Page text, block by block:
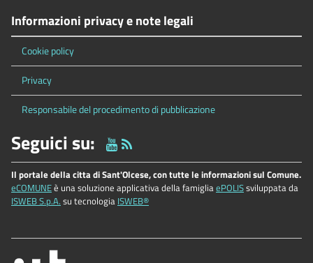
Informazioni privacy e note legali
Cookie policy
Privacy
Responsabile del procedimento di pubblicazione
Seguici su:
Il portale della citta di Sant'Olcese, con tutte le informazioni sul Comune.
eCOMUNEè una soluzione applicativa della famigliaePOLISsviluppata da
ISWEB S.p.A. su tecnologia ISWEB®